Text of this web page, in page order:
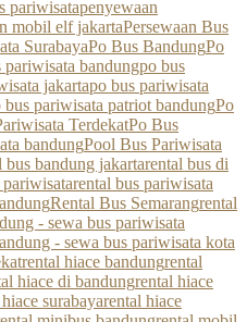
pariwisatapenyewaan
mobil elf jakartaPersewaan Bus
SurabayaPo Bus BandungPo
pariwisata bandungpo bus
jakartapo bus pariwisata
bus pariwisata patriot bandungPo
TerdekatPo Bus
bandungPool Bus Pariwisata
bus bandung jakartarental bus di
rental bus pariwisata
Rental Bus Semarangrental
- sewa bus pariwisata
- sewa bus pariwisata kota
rental hiace bandungrental
hiace di bandungrental hiace
surabayarental hiace